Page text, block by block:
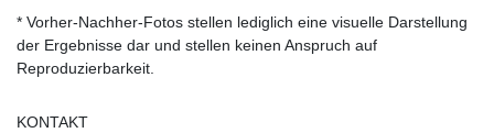
* Vorher-Nachher-Fotos stellen lediglich eine visuelle Darstellung
der Ergebnisse dar und stellen keinen Anspruch auf
Reproduzierbarkeit.
KONTAKT